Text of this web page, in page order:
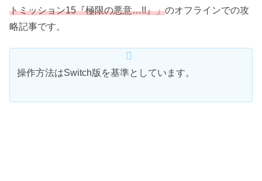
トミッション15『極限の悪意…!!』」のオフラインでの攻
略記事です。
操作方法はSwitch版を基準としています。